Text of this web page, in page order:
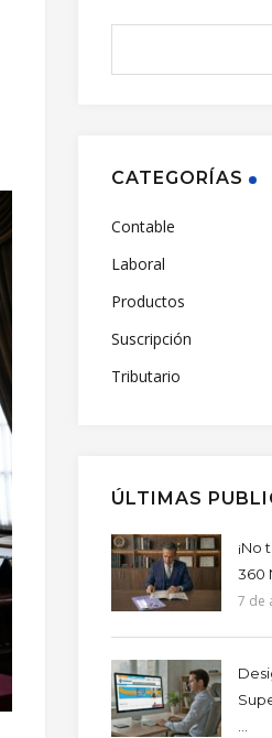
CATEGORÍAS
Contable
Laboral
Productos
Suscripción
Tributario
ÚLTIMAS
¡No
360
7 de